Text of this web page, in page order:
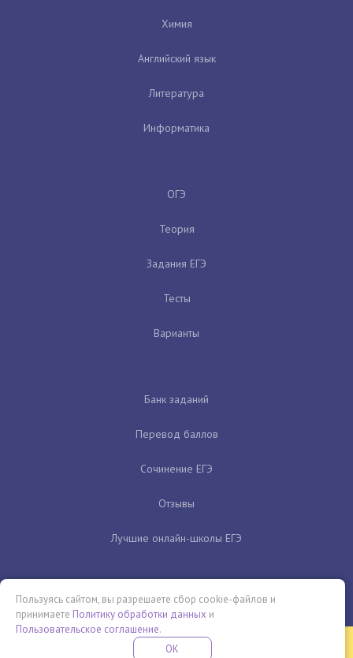
Химия
Английский язык
Литература
Информатика
ОГЭ
Теория
Задания ЕГЭ
Тесты
Варианты
Банк заданий
Перевод баллов
Сочинение ЕГЭ
Отзывы
Лучшие онлайн-школы ЕГЭ
Бесплатная летняя школа
Пользуясь сайтом, вы разрешаете сбор cookie-файлов и
принимаете Политику обработки данных и
Пользовательское соглашение.
OK